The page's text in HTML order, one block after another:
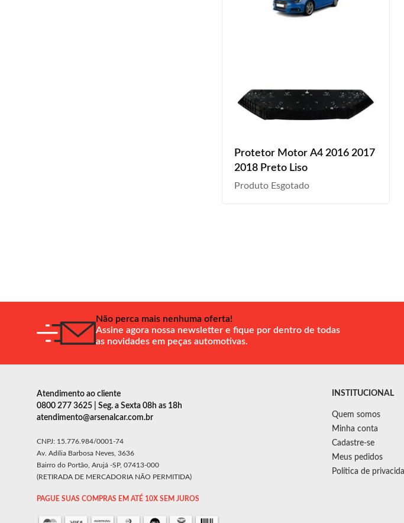
Protetor Motor A4 2016 2017
2018 Preto Liso
Produto Esgotado
Não perca mais nenhuma oferta!
Assine agora nossa newsletter e fique por dentro de todas
as novidades em peças automotivas.
Atendimento ao cliente
0800 277 3625 | Seg. a Sexta 08h as 18h
atendimento@arsenalcar.com.br
CNPJ: 15.776.984/0001-74
Av. Adília Barbosa Neves, 3636
Bairro do Portão, Arujá -SP, 07413-000
(RETIRADA DE MERCADORIA NÃO PERMITIDA)
PAGUE SUAS COMPRAS EM ATÉ 10X SEM JUROS
INSTITUCIONAL
Quem somos
Minha conta
Cadastre-se
Meus pedidos
Política de